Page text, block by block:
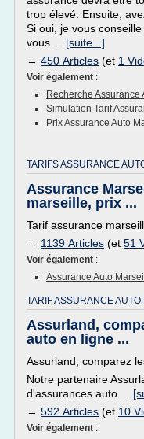
trop élevé. Ensuite,
Si oui, je vous
vous... [suite...]
→ 450 Articles (et 1
Voir également :
Recherche Assurance
Simulation Tarif
Prix Assurance Auto
TARIFS ASSURANCE
Assurance
marseille, prix ...
Tarif assurance
→ 1139 Articles (et 51
Voir également :
Assurance Auto
TARIF ASSURANCE
Assurland,
auto en ligne ...
Assurland, comparez
Notre partenaire
d'assurances auto...
→ 592 Articles (et 10
Voir également :